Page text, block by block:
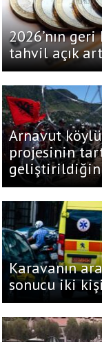
2026’nın
tahvil açık
Arnavut
projesinin
Karavanın
sonucu iki